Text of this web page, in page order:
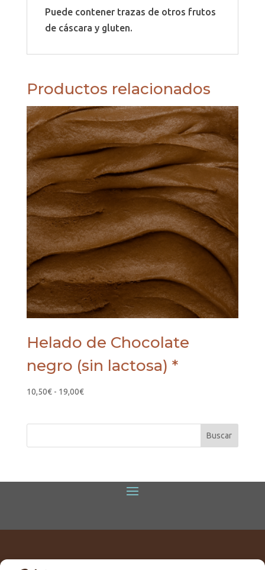
Puede contener trazas de otros frutos
de cáscara y gluten.
Productos relacionados
Helado de Chocolate
negro (sin lactosa) *
10,50€ - 19,00€Rango
10,50€